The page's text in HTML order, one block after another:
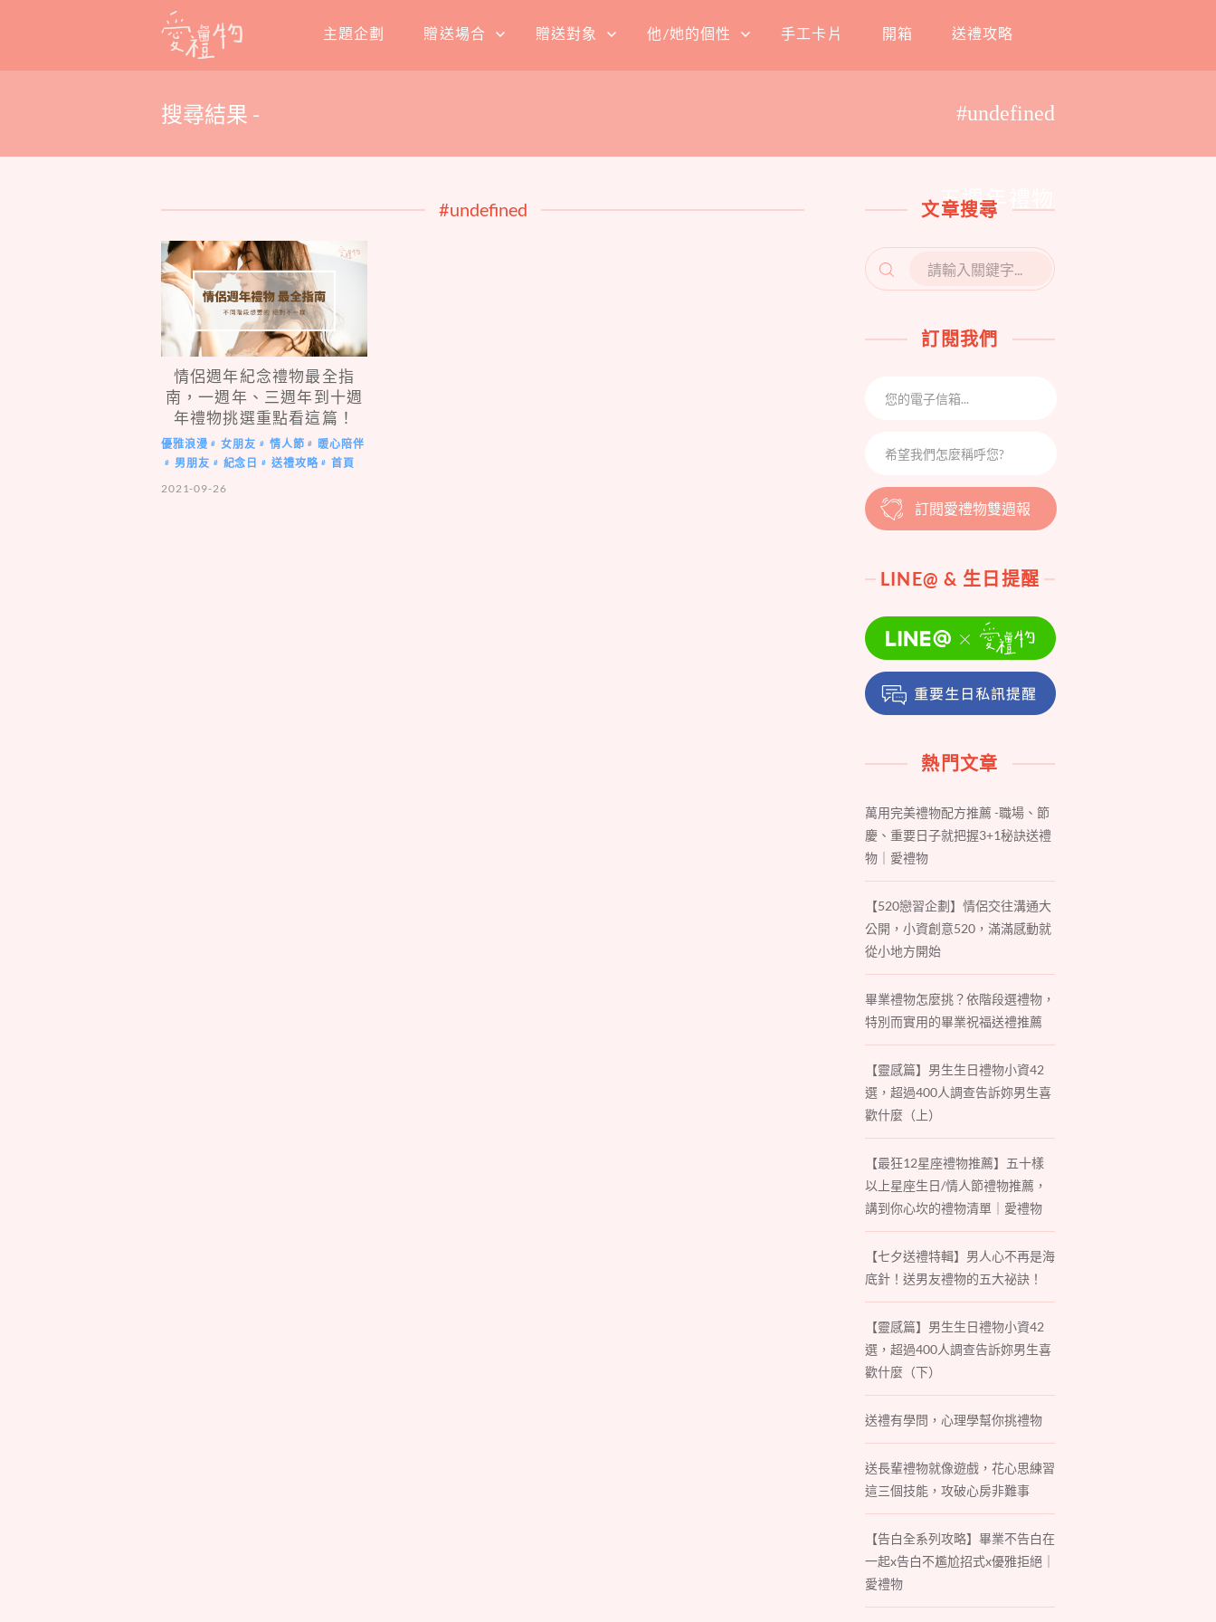
content
主題企劃 贈送場合 贈送對象 他/她的個性 手工卡片 開箱 送禮攻略
搜尋結果 - #undefined
五週年禮物
#undefined
情侶週年紀念禮物最全指
南，一週年、三週年到十週
年禮物挑選重點看這篇！
優雅浪漫 # 女朋友 # 情人節 # 暖心陪伴
# 男朋友 # 紀念日 # 送禮攻略 #
首頁
2021-09-26
文章搜尋
SEARCH
FOR:
訂閱我們
訂閱愛禮物雙週報
LINE@ & 生日提醒
熱門文章
萬用完美禮物配方推薦 -職場、節
慶、重要日子就把握3+1秘訣送禮
物｜愛禮物
【520戀習企劃】情侶交往溝通大
公開，小資創意520，滿滿感動就
從小地方開始
畢業禮物怎麼挑？依階段選禮物，
特別而實用的畢業祝福送禮推薦
【靈感篇】男生生日禮物小資42
選，超過400人調查告訴妳男生喜
歡什麼（上）
【最狂12星座禮物推薦】五十樣
以上星座生日/情人節禮物推薦，
講到你心坎的禮物清單｜愛禮物
【七夕送禮特輯】男人心不再是海
底針！送男友禮物的五大祕訣！
【靈感篇】男生生日禮物小資42
選，超過400人調查告訴妳男生喜
歡什麼（下）
送禮有學問，心理學幫你挑禮物
送長輩禮物就像遊戲，花心思練習
這三個技能，攻破心房非難事
【告白全系列攻略】畢業不告白在
一起x告白不尷尬招式x優雅拒絕｜
愛禮物